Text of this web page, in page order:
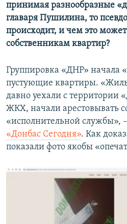
принимая разнообразные
главаря Пушилина, то
происходит, и чем это
собственникам квартир?
Группировка «ДНР» начала
пустующие квартиры.
давно уехали с территории
ЖКХ, начали арестовывать
«исполнительной службы»,
«Донбас Сегодня». Как
показали фото якобы